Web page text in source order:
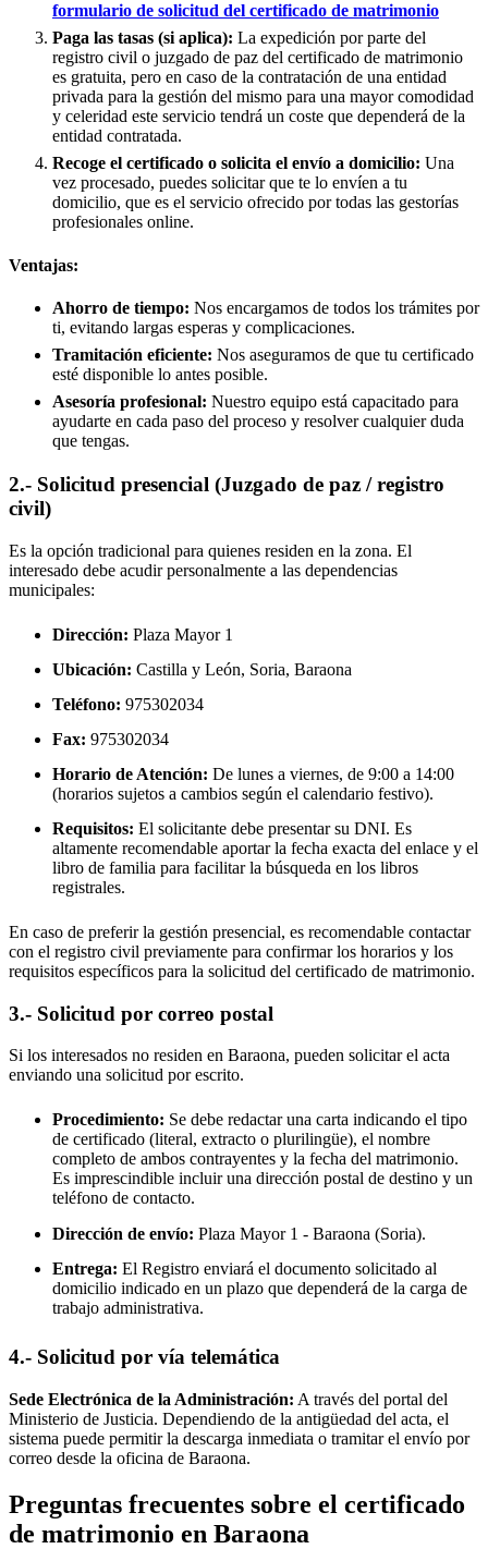
formulario de solicitud del certificado de matrimonio
Paga las tasas (si aplica): La expedición por parte del
registro civil o juzgado de paz del certificado de matrimonio
es gratuita, pero en caso de la contratación de una entidad
privada para la gestión del mismo para una mayor comodidad
y celeridad este servicio tendrá un coste que dependerá de la
entidad contratada.
Recoge el certificado o solicita el envío a domicilio: Una
vez procesado, puedes solicitar que te lo envíen a tu
domicilio, que es el servicio ofrecido por todas las gestorías
profesionales online.
Ventajas:
Ahorro de tiempo: Nos encargamos de todos los trámites por
ti, evitando largas esperas y complicaciones.
Tramitación eficiente: Nos aseguramos de que tu certificado
esté disponible lo antes posible.
Asesoría profesional: Nuestro equipo está capacitado para
ayudarte en cada paso del proceso y resolver cualquier duda
que tengas.
2.- Solicitud presencial (Juzgado de paz / registro
civil)
Es la opción tradicional para quienes residen en la zona. El
interesado debe acudir personalmente a las dependencias
municipales:
Dirección: Plaza Mayor 1
Ubicación: Castilla y León, Soria, Baraona
Teléfono: 975302034
Fax: 975302034
Horario de Atención: De lunes a viernes, de 9:00 a 14:00
(horarios sujetos a cambios según el calendario festivo).
Requisitos: El solicitante debe presentar su DNI. Es
altamente recomendable aportar la fecha exacta del enlace y el
libro de familia para facilitar la búsqueda en los libros
registrales.
En caso de preferir la gestión presencial, es recomendable contactar
con el registro civil previamente para confirmar los horarios y los
requisitos específicos para la solicitud del certificado de matrimonio.
3.- Solicitud por correo postal
Si los interesados no residen en Baraona, pueden solicitar el acta
enviando una solicitud por escrito.
Procedimiento: Se debe redactar una carta indicando el tipo
de certificado (literal, extracto o plurilingüe), el nombre
completo de ambos contrayentes y la fecha del matrimonio.
Es imprescindible incluir una dirección postal de destino y un
teléfono de contacto.
Dirección de envío: Plaza Mayor 1 - Baraona (Soria).
Entrega: El Registro enviará el documento solicitado al
domicilio indicado en un plazo que dependerá de la carga de
trabajo administrativa.
4.- Solicitud por vía telemática
Sede Electrónica de la Administración: A través del portal del
Ministerio de Justicia. Dependiendo de la antigüedad del acta, el
sistema puede permitir la descarga inmediata o tramitar el envío por
correo desde la oficina de Baraona.
Preguntas frecuentes sobre el certificado
de matrimonio en Baraona